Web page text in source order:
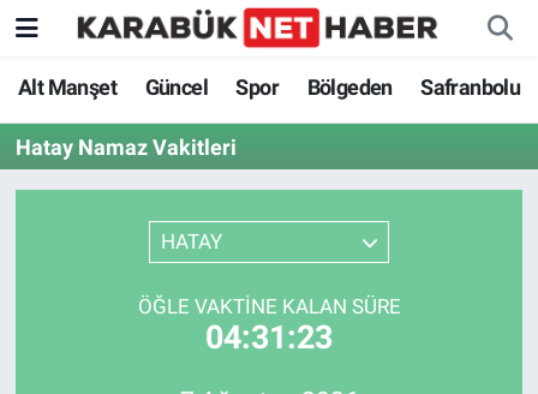
Alt Manşet Güncel Spor Bölgeden Safranbolu
Hatay Namaz Vakitleri
HATAY
ÖĞLE VAKTINE KALAN SÜRE
04:31:23